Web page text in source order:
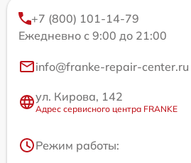
+7 (800) 101-14-79
Ежедневно с 9:00 до 21:00
info@franke-repair-center.ru
ул. Кирова, 142
Адрес сервисного центра FRANKE
Режим работы: